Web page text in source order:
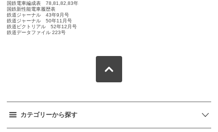
国鉄電車編成表 78,81,82,83年
国鉄新性能電車履歴表
鉄道ジャーナル 43年9月号
鉄道ジャーナル 50年11月号
鉄道ピクトリアル 52年12月号
鉄道データファイル 223号
カテゴリーから探す